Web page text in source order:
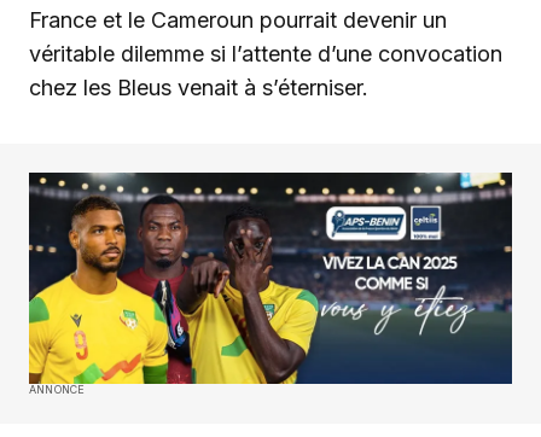
France et le Cameroun pourrait devenir un
véritable dilemme si l’attente d’une convocation
chez les Bleus venait à s’éterniser.
ANNONCE